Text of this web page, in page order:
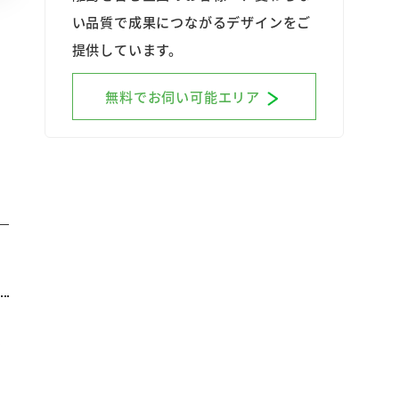
い品質で成果につながるデザインをご
提供しています。
無料でお伺い可能エリア